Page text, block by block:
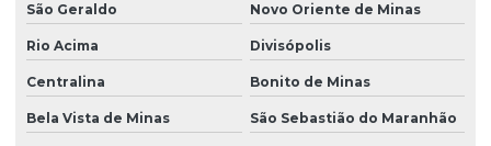
São Geraldo Novo Oriente de Minas
Rio Acima Divisópolis
Centralina Bonito de Minas
Bela Vista de Minas São Sebastião do Maranhão